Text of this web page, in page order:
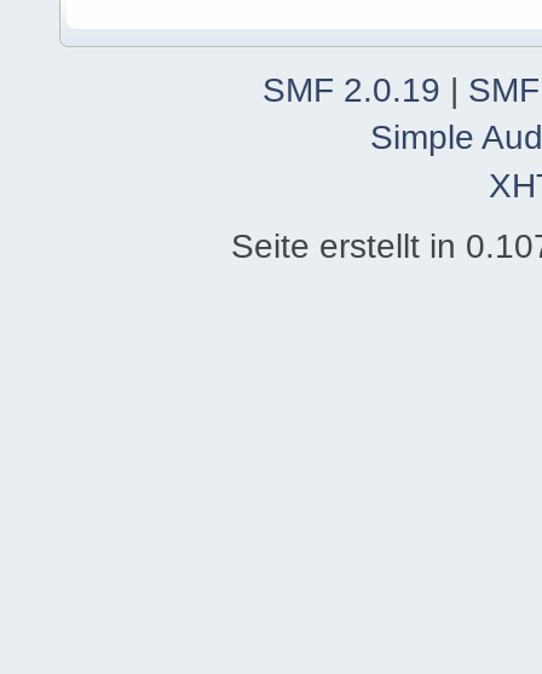
SMF 2.0.19 |
Simple
Seite erstellt in